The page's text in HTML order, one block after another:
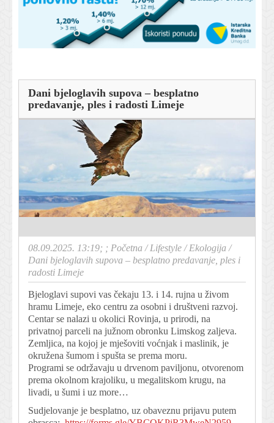
Dani bjeloglavih supova – besplatno
predavanje, ples i radosti Limeje
08.09.2025. 13:19; ; Početna /Lifestyle /Ekologija /
Dani bjeloglavih supova – besplatno predavanje, ples i
radosti Limeje
Bjeloglavi supovi vas čekaju 13. i 14. rujna u živom
hramu Limeje, eko centru za osobni i društveni razvoj.
Centar se nalazi u okolici Rovinja, u prirodi, na
privatnoj parceli na južnom obronku Limskog zaljeva.
Zemljica, na kojoj je mješoviti voćnjak i maslinik, je
okružena šumom i spušta se prema moru.
Programi se održavaju u drvenom paviljonu, otvorenom
prema okolnom krajoliku, u megalitskom krugu, na
livadi, u šumi i uz more…
Sudjelovanje je besplatno, uz obaveznu prijavu putem